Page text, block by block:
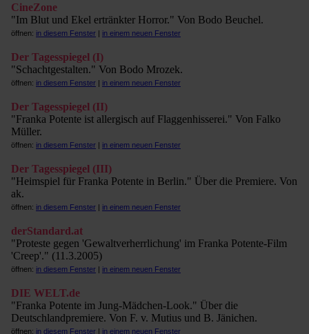
CineZone
"Im Blut und Ekel ertränkter Horror." Von Bodo Beuchel.
öffnen: in diesem Fenster | in einem neuen Fenster
Der Tagesspiegel (I)
"Schachtgestalten." Von Bodo Mrozek.
öffnen: in diesem Fenster | in einem neuen Fenster
Der Tagesspiegel (II)
"Franka Potente ist allergisch auf Flaggenhisserei." Von Falko
Müller.
öffnen: in diesem Fenster | in einem neuen Fenster
Der Tagesspiegel (III)
"Heimspiel für Franka Potente in Berlin." Über die Premiere. Von
ak.
öffnen: in diesem Fenster | in einem neuen Fenster
derStandard.at
"Proteste gegen 'Gewaltverherrlichung' im Franka Potente-Film
'Creep'." (11.3.2005)
öffnen: in diesem Fenster | in einem neuen Fenster
DIE WELT.de
"Franka Potente im Jung-Mädchen-Look." Über die
Deutschlandpremiere. Von F. v. Mutius und B. Jänichen.
öffnen: in diesem Fenster | in einem neuen Fenster